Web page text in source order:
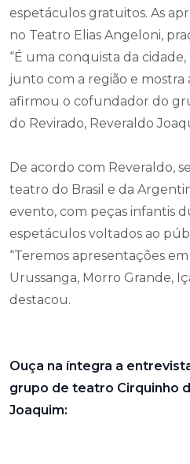
espetáculos gratuitos. As
no Teatro Elias Angeloni,
“É uma conquista da
junto com a região e mostra
afirmou o cofundador do
do Revirado, Reveraldo
De acordo com Reveraldo,
teatro do Brasil e da
evento, com peças infantis
espetáculos voltados ao
“Teremos apresentações
Urussanga, Morro Grande,
destacou.
Ouça na íntegra a
grupo de teatro Cirquinho
Joaquim: